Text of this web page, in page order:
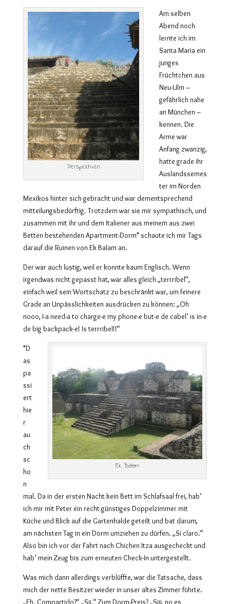
Perspektiven
Am selben
Abend noch
lernte ich im
Santa Maria ein
junges
Früchtchen aus
Neu-Ulm –
gefährlich nahe
an München –
kennen. Die
Arme war
Anfang zwanzig,
hatte grade ihr
Auslandssemes
ter im Norden
Mexikos hinter sich gebracht und war dementsprechend
mitteilungsbedürftig. Trotzdem war sie mir sympathisch, und
zusammen mit ihr und dem Italiener aus meinem aus zwei
Betten bestehenden Apartment-Dorm* schaute ich mir Tags
darauf die Ruinen von Ek Balam an.
Der war auch lustig, weil er konnte kaum Englisch. Wenn
irgendwas nicht gepasst hat, war alles gleich „terrribel“,
einfach weil sein Wortschatz zu beschränkt war, um feinere
Grade an Unpässlichkeiten ausdrücken zu können: „Oh
nooo, I-a need-a to charge-e my phone-e but-e de cabel’ is in-e
de big backpack-e! Is terrribel!!“
Ek Balam
*D
as
pa
ssi
ert
hie
r
au
ch
sc
ho
n
mal. Da in der ersten Nacht kein Bett im Schlafsaal frei, hab’
ich mir mit Peter ein recht günstiges Doppelzimmer mit
Küche und Blick auf die Gartenhalde geteilt und bat darum,
am nächsten Tag in ein Dorm umziehen zu dürfen. „Si claro.“
Also bin ich vor der Fahrt nach Chichen Itza ausgecheckt und
hab’ mein Zeug bis zum erneuten Check-In untergestellt.
Was mich dann allerdings verblüffte, war die Tatsache, dass
mich der nette Besitzer wieder in unser altes Zimmer führte.
„Eh. Compartido?“ „Sii.“ Zum Dorm-Preis? „Siii, no es